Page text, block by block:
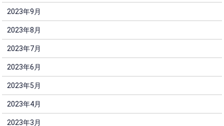
2023年9月
2023年8月
2023年7月
2023年6月
2023年5月
2023年4月
2023年3月